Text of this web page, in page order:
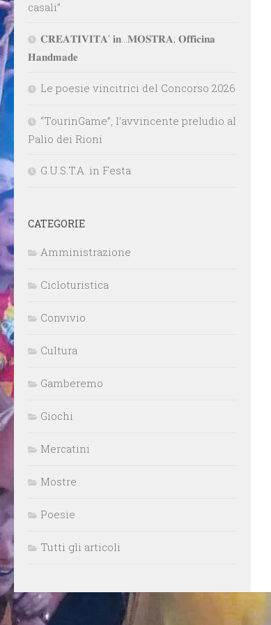
casali”
𝐂𝐑𝐄𝐀𝐓𝐈𝐕𝐈𝐓𝐀’ 𝐢𝐧…𝐌𝐎𝐒𝐓𝐑𝐀; 𝐎𝐟𝐟𝐢𝐜𝐢𝐧𝐚
𝐇𝐚𝐧𝐝𝐦𝐚𝐝𝐞
Le poesie vincitrici del Concorso 2026
“TourinGame”, l’avvincente preludio al
Palio dei Rioni
G.U.S.T.A. in Festa
CATEGORIE
Amministrazione
Cicloturistica
Convivio
Cultura
Gamberemo
Giochi
Mercatini
Mostre
Poesie
Tutti gli articoli